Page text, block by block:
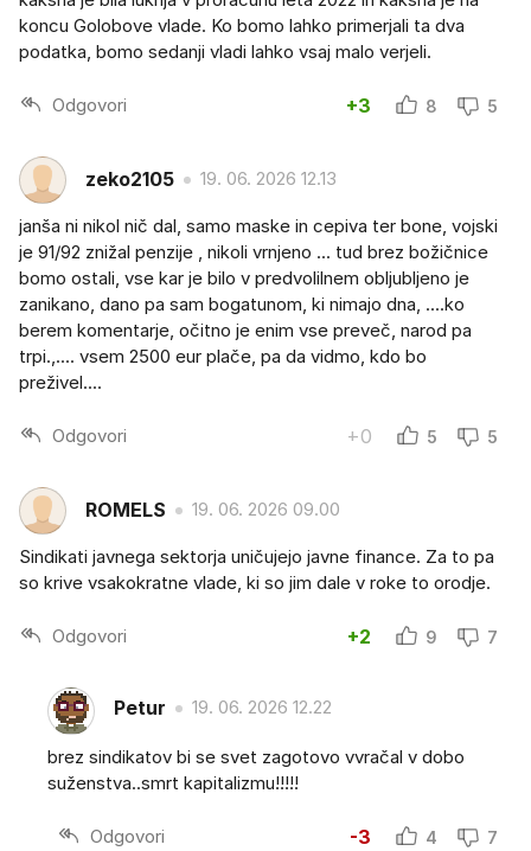
koncu Golobove vlade. Ko bomo lahko primerjali ta dva
podatka, bomo sedanji vladi lahko vsaj malo verjeli.
Odgovori +3 8 5
zeko2105 19. 06. 2026 12.13
janša ni nikol nič dal, samo maske in cepiva ter bone, vojski
je 91/92 znižal penzije , nikoli vrnjeno ... tud brez božičnice
bomo ostali, vse kar je bilo v predvolilnem obljubljeno je
zanikano, dano pa sam bogatunom, ki nimajo dna, ....ko
berem komentarje, očitno je enim vse preveč, narod pa
trpi.,.... vsem 2500 eur plače, pa da vidmo, kdo bo
preživel....
Odgovori +0 5 5
ROMELS 19. 06. 2026 09.00
Sindikati javnega sektorja uničujejo javne finance. Za to pa
so krive vsakokratne vlade, ki so jim dale v roke to orodje.
Odgovori +2 9 7
Petur 19. 06. 2026 12.22
brez sindikatov bi se svet zagotovo vvračal v dobo
suženstva..smrt kapitalizmu!!!!!
Odgovori -3 4 7